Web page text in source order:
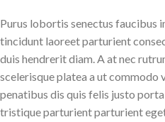
Purus lobortis senectus
tincidunt laoreet parturient
duis hendrerit diam. A at nec
scelerisque platea a ut
penatibus dis quis felis justo
tristique parturient parturient